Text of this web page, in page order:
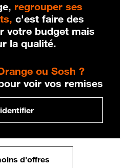
regrouper ses
c'est faire des
votre budget mais
la qualité.
ou Sosh ?
voir vos remises
d'offres